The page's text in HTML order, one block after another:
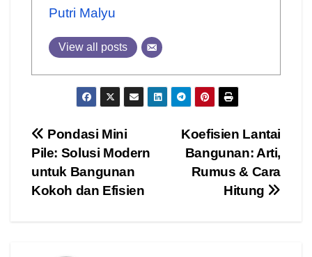
Putri Malyu
View all posts
Post
navigation
Koefisien Lantai
Bangunan: Arti,
Rumus & Cara
Hitung
Pondasi Mini
Pile: Solusi Modern
untuk Bangunan
Kokoh dan Efisien